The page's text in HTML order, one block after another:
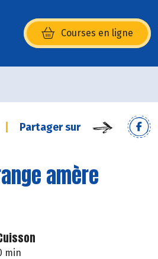
Courses en ligne
(s’ouvre dans une nouvelle
Partager sur
amère
min